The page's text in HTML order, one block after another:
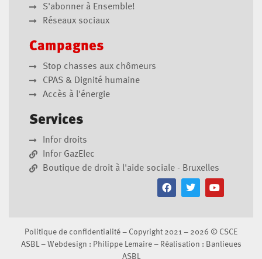
S'abonner à Ensemble!
Réseaux sociaux
Campagnes
Stop chasses aux chômeurs
CPAS & Dignité humaine
Accès à l'énergie
Services
Infor droits
Infor GazElec
Boutique de droit à l'aide sociale - Bruxelles
Politique de confidentialité – Copyright 2021 – 2026 © CSCE
ASBL
– Webdesign : Philippe Lemaire– Réalisation : Banlieues
ASBL